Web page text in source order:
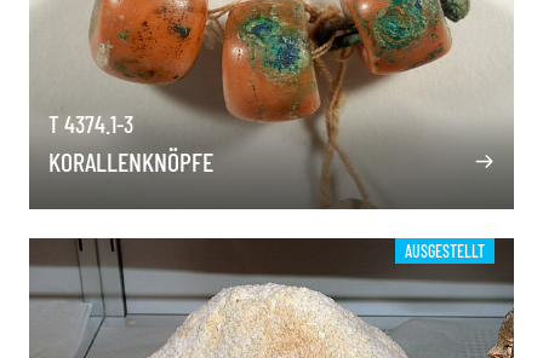
T 4374.1-3
KORALLENKNÖPFE
AUSGESTELLT